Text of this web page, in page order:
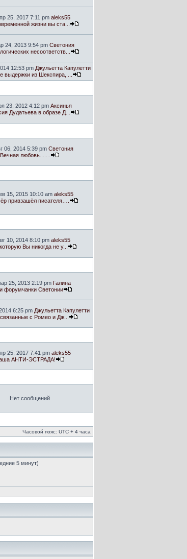
25, 2017 7:11 pm aleks55
жизни вы ста...
24, 2013 9:54 pm Светония
несоответств...
12:53 pm Джульетта Капулетти
выдержки из Шекспира, ...
23, 2012 4:12 pm Аксинья
Дудатьева в образе Д...
06, 2014 5:39 pm Светония
Вечная любовь.......
15, 2015 10:10 am aleks55
привзашёл писателя….
10, 2014 8:10 pm aleks55
Вы никогда не у...
25, 2013 2:19 pm Галина
форумчанки Светонии
6:25 pm Джульетта Капулетти
с Ромео и Дж...
25, 2017 7:41 pm aleks55
АНТИ-ЭСТРАДА!
Нет сообщений
Часовой пояс: UTC + 4 часа
5 минут)